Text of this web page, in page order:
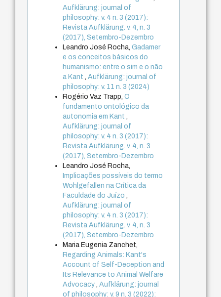
Aufklärung: journal of
philosophy: v. 4 n. 3 (2017):
Revista Aufklärung. v. 4, n. 3
(2017), Setembro-Dezembro
Leandro José Rocha,Gadamer
e os conceitos básicos do
humanismo: entre o sim e o não
a Kant
,Aufklärung: journal of
philosophy: v. 11 n. 3 (2024)
Rogério Vaz Trapp,O
fundamento ontológico da
autonomia em Kant
Aufklärung: journal of
philosophy: v. 4 n. 3 (2017):
Revista Aufklärung. v. 4, n. 3
(2017), Setembro-Dezembro
Leandro José Rocha,
Implicações possíveis do termo
Wohlgefallen na Crítica da
Faculdade do Juízo
Aufklärung: journal of
philosophy: v. 4 n. 3 (2017):
Revista Aufklärung. v. 4, n. 3
(2017), Setembro-Dezembro
Maria Eugenia Zanchet,
Regarding Animals: Kant's
Account of Self-Deception and
Its Relevance to Animal Welfare
Advocacy ,Aufklärung: journal
of philosophy: v. 9 n. 3 (2022):